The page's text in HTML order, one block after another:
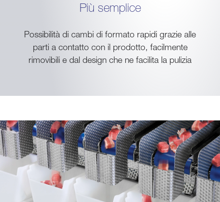
Più semplice
Possibilità di cambi di formato rapidi grazie alle
parti a contatto con il prodotto, facilmente
rimovibili e dal design che ne facilita la pulizia